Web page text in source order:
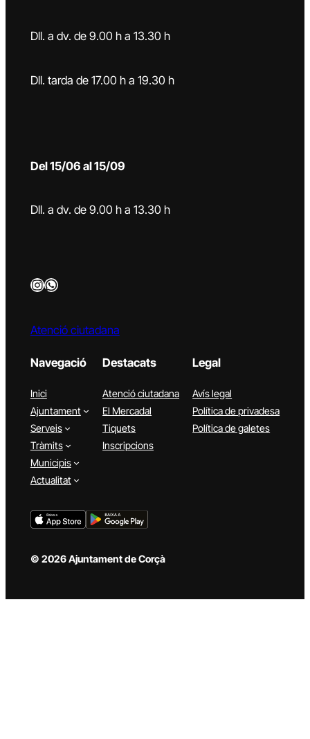
Dll. a dv. de 9.00 h a 13.30 h
Dll. tarda de 17.00 h a 19.30 h
Del 15/06 al 15/09
Dll. a dv. de 9.00 h a 13.30 h
InstagramWhatsApp
Atenció ciutadana
Navegació
Inici
Ajuntament
Serveis
Tràmits
Municipis
Actualitat
Destacats
Atenció ciutadana
El Mercadal
Tiquets
Inscripcions
Legal
Avís legal
Política de privadesa
Política de galetes
© 2026 Ajuntament de Corçà